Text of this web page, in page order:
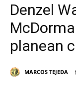
Denzel
planean
MARCOS TEJEDA